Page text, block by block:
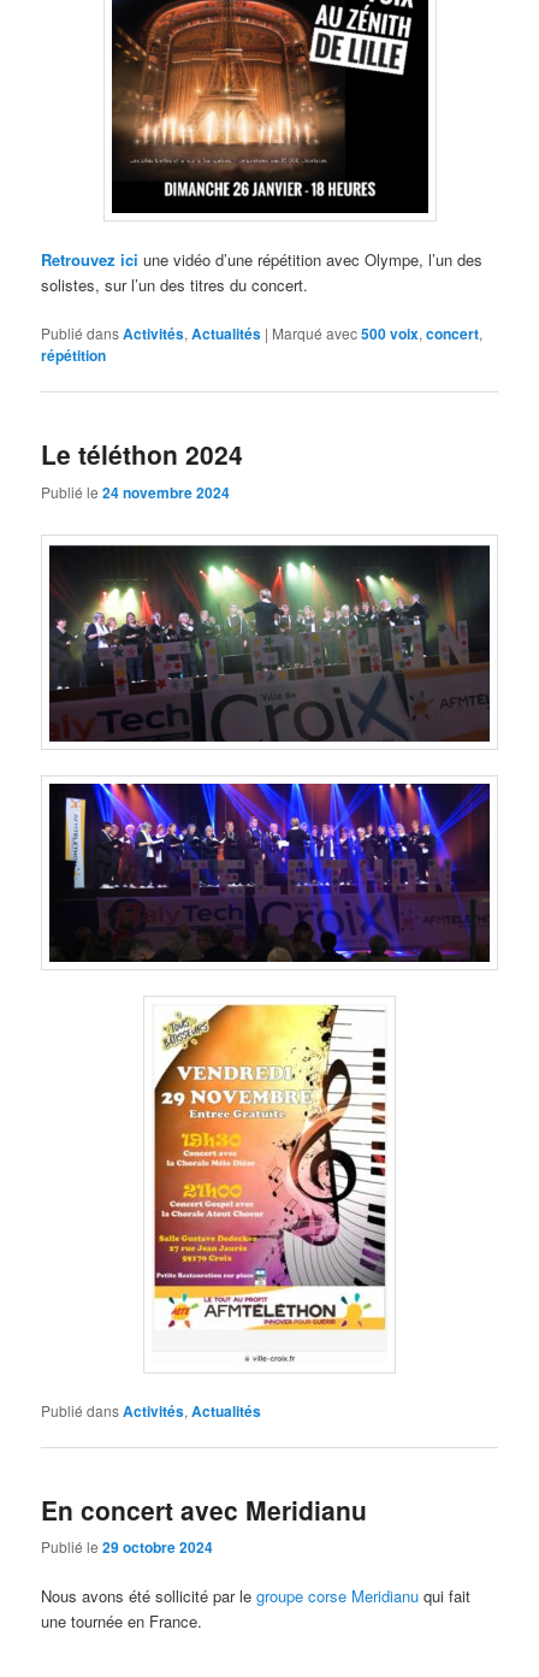
Retrouvez ici une vidéo d’une répétition avec Olympe, l’un des
solistes, sur l’un des titres du concert.
Publié dansActivités,Actualités | Marqué avec500 voix,concert,
répétition
Le téléthon 2024
Publié le24 novembre 2024
Publié dansActivités,Actualités
En concert avec Meridianu
Publié le29 octobre 2024
Nous avons été sollicité par legroupe corse Meridianu qui fait
une tournée en France.